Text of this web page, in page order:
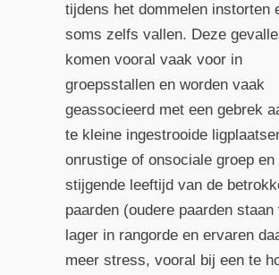
tijdens het dommelen instorten
soms zelfs vallen. Deze
komen vooral vaak voor in
groepsstallen en worden vaak
geassocieerd met een gebrek
te kleine ingestrooide
onrustige of onsociale groep en
stijgende leeftijd van de
paarden (oudere paarden staan
lager in rangorde en ervaren
meer stress, vooral bij een te